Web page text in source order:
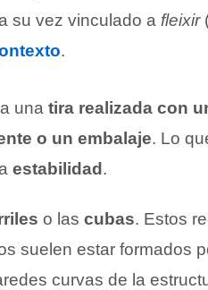
su vez vinculado a fleixir
.
una tira realizada con
o un embalaje. Lo
estabilidad .
o las cubas. Estos
suelen estar formados
curvas de la